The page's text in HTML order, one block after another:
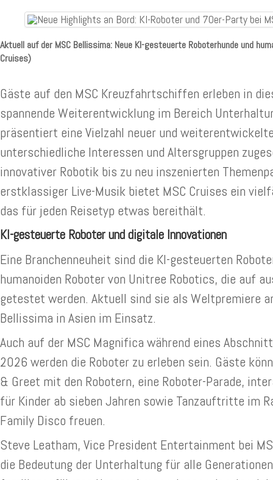
Aktuell auf der MSC Bellissima: Neue KI-gesteuerte Roboterhunde und
Cruises)
Gäste auf den MSC Kreuzfahrtschiffen erleben in
spannende Weiterentwicklung im Bereich
präsentiert eine Vielzahl neuer und
unterschiedliche Interessen und Altersgruppen
innovativer Robotik bis zu neu inszenierten
erstklassiger Live-Musik bietet MSC Cruises ein
das für jeden Reisetyp etwas bereithält.
KI-gesteuerte Roboter und digitale Innovationen
Eine Branchenneuheit sind die KI-gesteuerten
humanoiden Roboter von Unitree Robotics, die auf
getestet werden. Aktuell sind sie als Weltpremiere
Bellissima in Asien im Einsatz.
Auch auf der MSC Magnifica während eines
2026 werden die Roboter zu erleben sein. Gäste
& Greet mit den Robotern, eine Roboter-Parade,
für Kinder ab sieben Jahren sowie Tanzauftritte im
Family Disco freuen.
Steve Leatham, Vice President Entertainment bei
die Bedeutung der Unterhaltung für alle